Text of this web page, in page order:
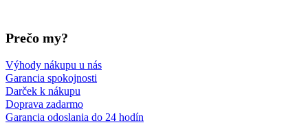
Prečo my?
Výhody nákupu u nás
Garancia spokojnosti
Darček k nákupu
Doprava zadarmo
Garancia odoslania do 24 hodín